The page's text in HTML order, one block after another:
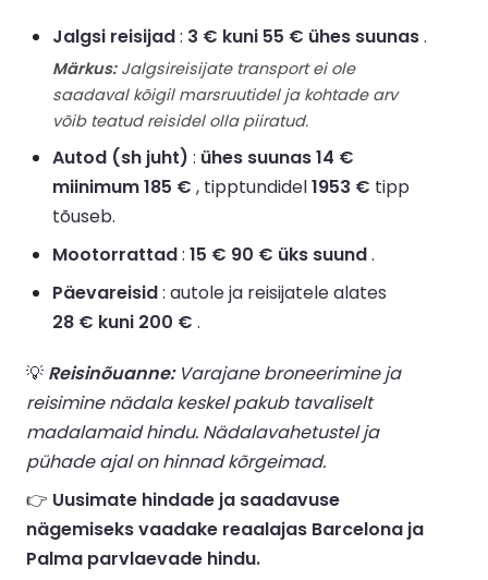
Jalgsi reisijad: 3 € kuni 55 € ühes suunas.
Märkus:Jalgsireisijate transport ei ole
saadaval kõigil marsruutidel ja kohtade arv
võib teatud reisidel olla piiratud.
Autod (sh juht) : ühes suunas 14 €
miinimum 185 € , tipptundidel1953 € tipp
tõuseb.
Mootorrattad: 15 € 90 € üks suund.
Päevareisid: autole ja reisijatele alates
28 € kuni 200 € .
💡 Reisinõuanne:Varajane broneerimine ja
reisimine nädala keskel pakub tavaliselt
madalamaid hindu. Nädalavahetustel ja
pühade ajal on hinnad kõrgeimad.
👉 Uusimate hindade ja saadavuse
nägemiseks vaadake reaalajas Barcelona ja
Palma parvlaevade hindu.